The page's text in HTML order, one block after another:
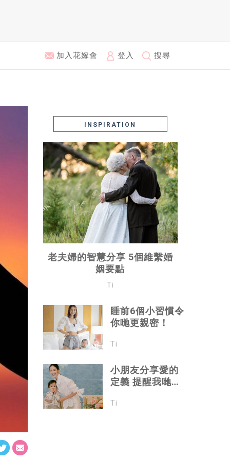
加入花嫁會 登入 搜尋
INSPIRATION
老夫婦的智慧分享 5個維繫婚
姻要點
Ti
睡前6個小習慣令
你哋更親密！
Ti
小朋友分享愛的
定義 提醒我哋愛
Ti